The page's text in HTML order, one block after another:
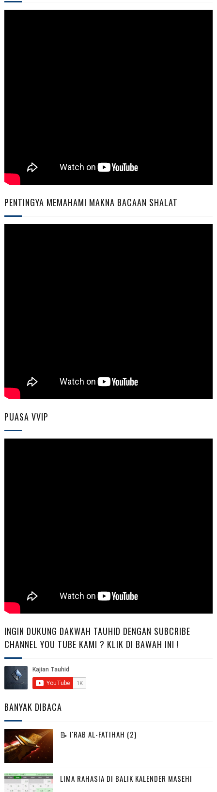
PENTINGYA MEMAHAMI MAKNA BACAAN SHALAT
PUASA VVIP
INGIN DUKUNG DAKWAH TAUHID DENGAN SUBCRIBE
CHANNEL YOU TUBE KAMI ? KLIK DI BAWAH INI !
BANYAK DIBACA
📝 I'RAB AL-FATIHAH (2)
LIMA RAHASIA DI BALIK KALENDER MASEHI